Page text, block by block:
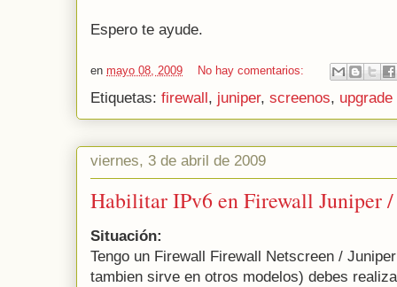
Espero te ayude.
en mayo 08, 2009 No hay comentarios:
Etiquetas: firewall, juniper, screenos, upgrade
viernes, 3 de abril de 2009
Habilitar IPv6 en Firewall Juniper /
Situación:
Tengo un Firewall Firewall Netscreen /
tambien sirve en otros modelos) debes